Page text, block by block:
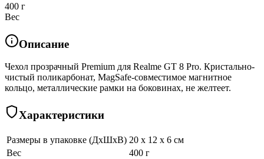
400 г
Вес
Описание
Чехол прозрачный Premium для Realme GT 8 Pro. Кристально-
чистый поликарбонат, MagSafe-совместимое магнитное
кольцо, металлические рамки на боковинах, не желтеет.
Характеристики
Размеры в упаковке (ДхШхВ) 20 x 12 x 6 см
Вес
400 г